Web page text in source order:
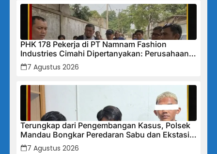
PHK 178 Pekerja di PT Namnam Fashion
Industries Cimahi Dipertanyakan: Perusahaan
Klaim Rugi, Laporan Keuangan Justru
Tunjukkan Penurunan Laba.
7 Agustus 2026
Terungkap dari Pengembangan Kasus, Polsek
Mandau Bongkar Peredaran Sabu dan Ekstasi
di Air Jamban, Tiga Pelaku Diamankan
7 Agustus 2026